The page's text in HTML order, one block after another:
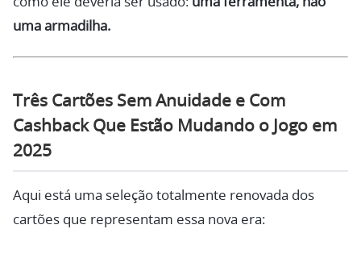
uma armadilha.
Três Cartões Sem Anuidade e Com
Cashback Que Estão Mudando o Jogo em
2025
Aqui está uma seleção totalmente renovada dos
cartões que representam essa nova era: